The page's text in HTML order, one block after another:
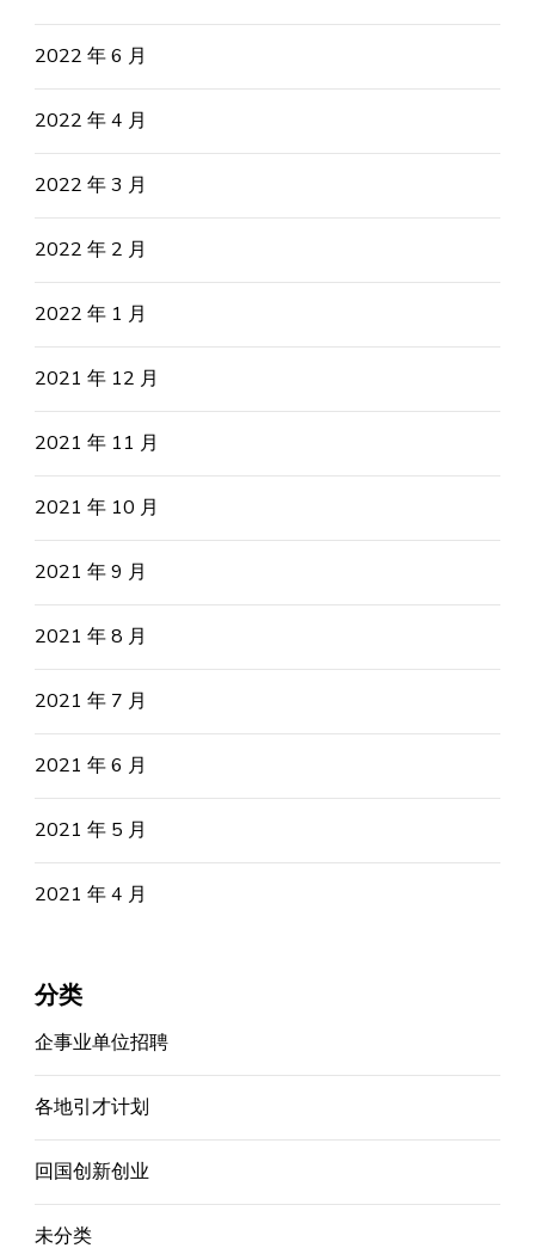
2022 年 6 月
2022 年 4 月
2022 年 3 月
2022 年 2 月
2022 年 1 月
2021 年 12 月
2021 年 11 月
2021 年 10 月
2021 年 9 月
2021 年 8 月
2021 年 7 月
2021 年 6 月
2021 年 5 月
2021 年 4 月
分类
企事业单位招聘
各地引才计划
回国创新创业
未分类